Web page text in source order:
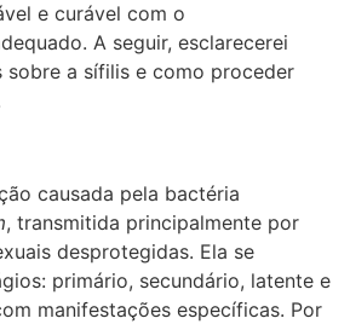
e curável com o
A seguir, esclarecerei
sobre a sífilis e como proceder
causada pela bactéria
, transmitida principalmente por
desprotegidas. Ela se
primário, secundário, latente e
manifestações específicas. Por